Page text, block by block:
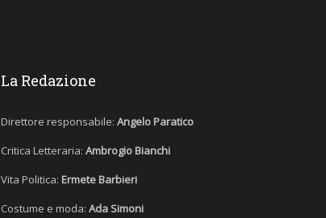
La Redazione
Direttore responsabile: Angelo Paratico
Critica Letteraria: Ambrogio Bianchi
Vita Politica: Ermete Barbieri
Costume e moda: Ada Simoni